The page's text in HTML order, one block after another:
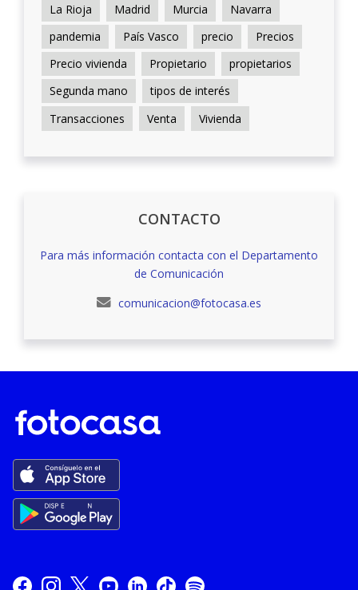
La Rioja
Madrid Murcia
Navarra
pandemia
País Vasco precio
Precios
Precio vivienda
Propietario
propietarios
Segunda mano
tipos de interés
Transacciones
Venta Vivienda
CONTACTO
Para más información contacta con el Departamento
de Comunicación
comunicacion@fotocasa.es